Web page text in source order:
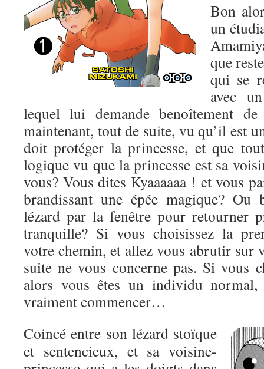
Bon
un
que
qui se
avec
lequel lui demande benoîtement
maintenant, tout de suite, vu qu’il est
doit protéger la princesse, et que
logique vu que la princesse est sa
vous? Vous dites Kyaaaaaa ! et vous
brandissant une épée magique? Ou
lézard par la fenêtre pour retourner
tranquille? Si vous choisissez la
votre chemin, et allez vous abrutir sur
suite ne vous concerne pas. Si vous
alors vous êtes un individu
vraiment commencer…
Coincé entre son lézard stoïque
et sentencieux, et sa voisine-